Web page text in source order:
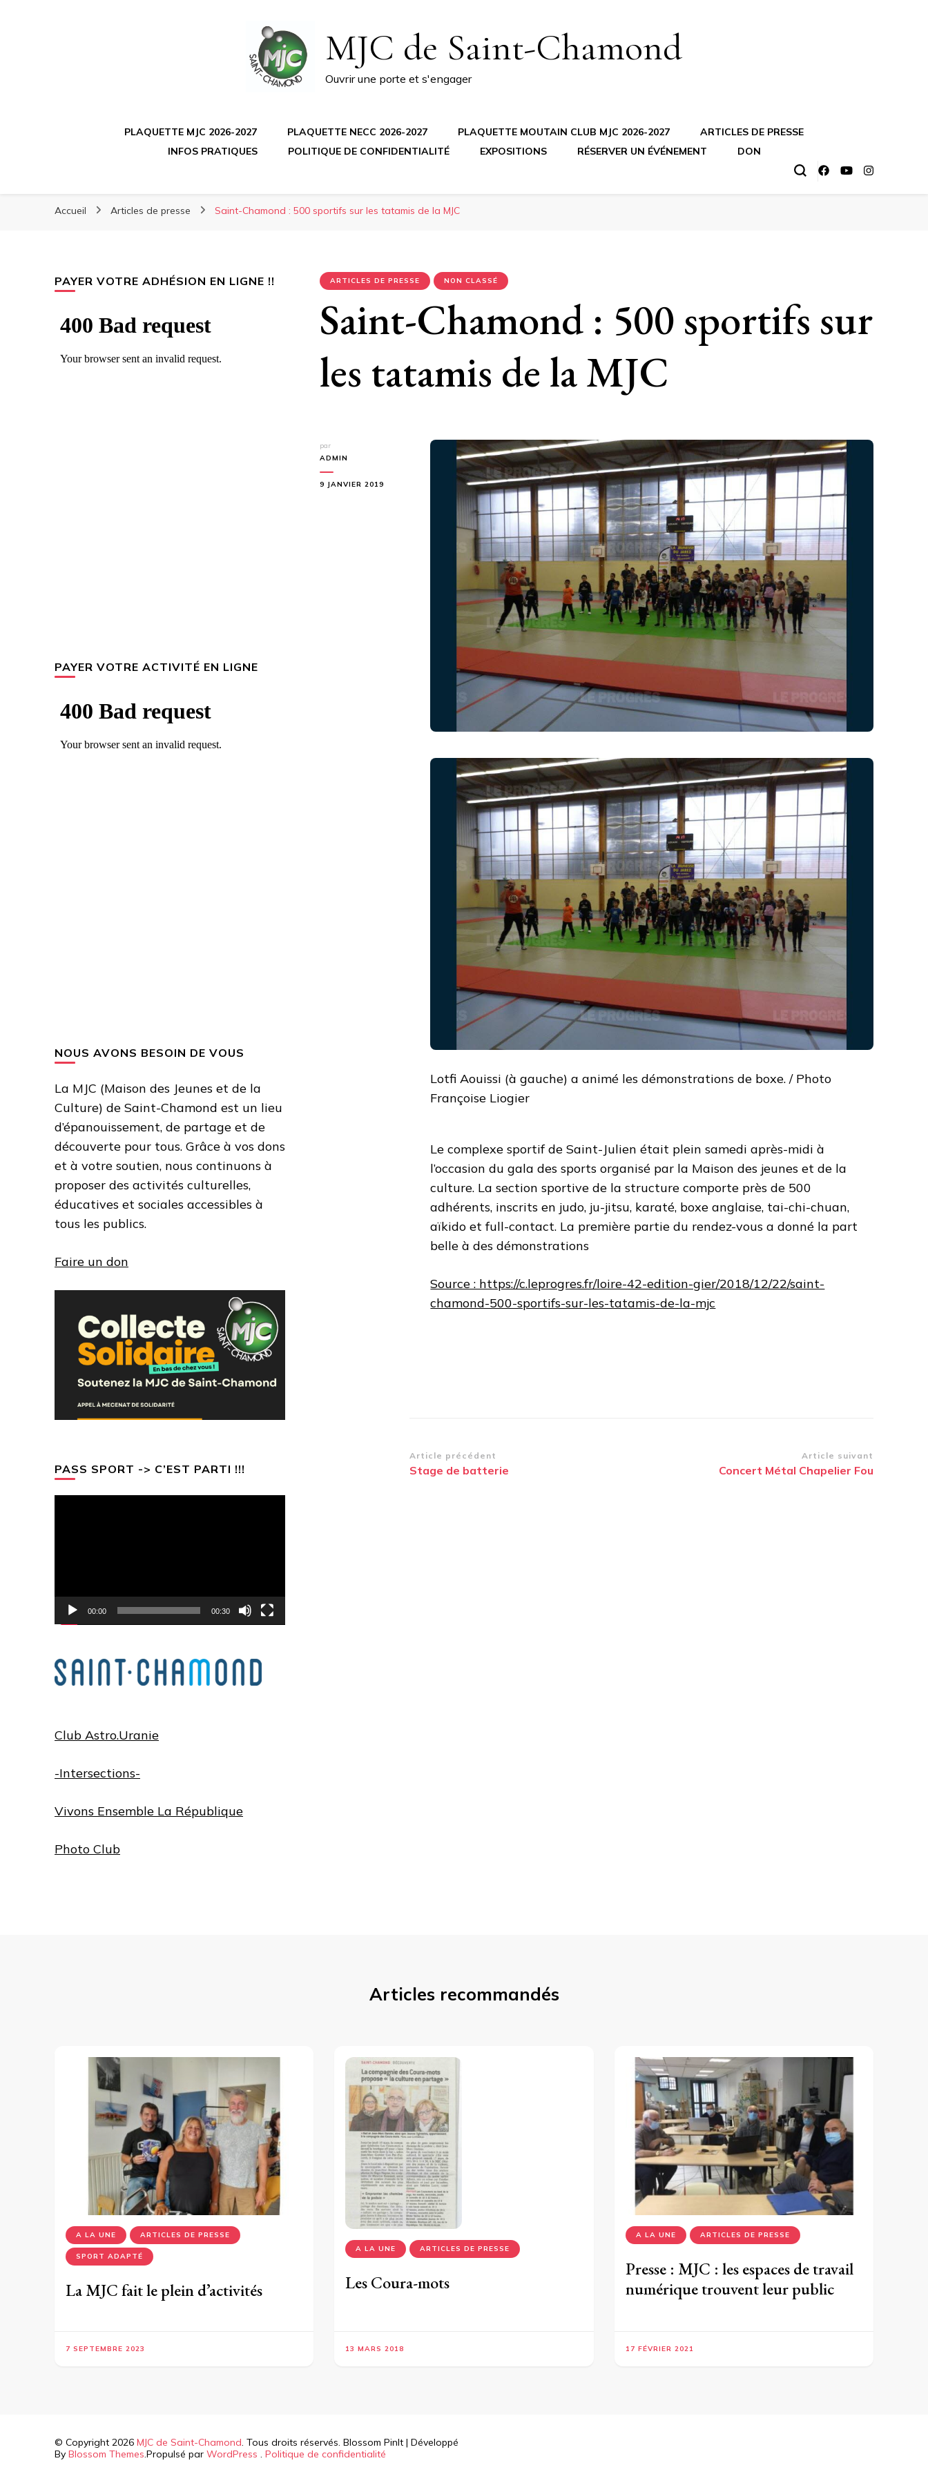
MJC de Saint-Chamond
Ouvrir une porte et s'engager
PLAQUETTE MJC 2026-2027 PLAQUETTE NECC 2026-2027 PLAQUETTE MOUTAIN CLUB MJC 2026-2027
ARTICLES DE PRESSE
INFOS PRATIQUES
POLITIQUE DE CONFIDENTIALITÉ EXPOSITIONS RÉSERVER UN ÉVÉNEMENT DON
Accueil Articles de presse Saint-Chamond : 500 sportifs sur les tatamis de la MJC
ARTICLES DE PRESSE NON CLASSÉ
Saint-Chamond : 500 sportifs sur
les tatamis de la MJC
par
ADMIN
9 JANVIER 2019
Lotfi Aouissi (à gauche) a animé les démonstrations de boxe. / Photo
Françoise Liogier
Le complexe sportif de Saint-Julien était plein samedi après-midi à
l’occasion du gala des sports organisé par la Maison des jeunes et de la
culture. La section sportive de la structure comporte près de 500
adhérents, inscrits en judo, ju-jitsu, karaté, boxe anglaise, tai-chi-chuan,
aïkido et full-contact. La première partie du rendez-vous a donné la part
belle à des démonstrations
Source : https://c.leprogres.fr/loire-42-edition-gier/2018/12/22/saint-
chamond-500-sportifs-sur-les-tatamis-de-la-mjc
Navigation
d’article
Article précédent
Stage de batterie
Article suivant
Concert Métal Chapelier Fou
PAYER VOTRE ADHÉSION EN LIGNE !!
PAYER VOTRE ACTIVITÉ EN LIGNE
NOUS AVONS BESOIN DE VOUS
La MJC (Maison des Jeunes et de la
Culture) de Saint-Chamond est un lieu
d’épanouissement, de partage et de
découverte pour tous. Grâce à vos dons
et à votre soutien, nous continuons à
proposer des activités culturelles,
éducatives et sociales accessibles à
tous les publics.
Faire un don
PASS SPORT -> C’EST PARTI !!!
00:00 00:30
Club Astro.Uranie
-Intersections-
Vivons Ensemble La République
Photo Club
Articles recommandés
A LA UNE ARTICLES DE PRESSE
SPORT ADAPTÉ
La MJC fait le plein d’activités
7 SEPTEMBRE 2023
A LA UNE ARTICLES DE PRESSE
Les Coura-mots
13 MARS 2018
A LA UNE ARTICLES DE PRESSE
Presse : MJC : les espaces de travail
numérique trouvent leur public
17 FÉVRIER 2021
© Copyright 2026 MJC de Saint-Chamond. Tous droits réservés. Blossom PinIt | Développé
By Blossom Themes.Propulsé par WordPress . Politique de confidentialité